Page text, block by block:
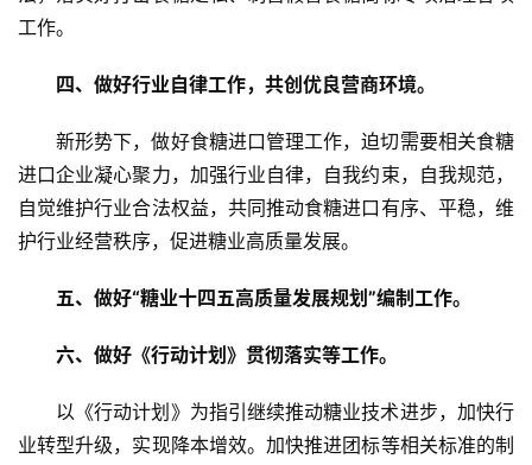
公
众
号
工作。
四、做好行业自律工作，共创优良营商环境。
新形势下，做好食糖进口管理工作，迫切需要相关食糖
进口企业凝心聚力，加强行业自律，自我约束，自我规范，
自觉维护行业合法权益，共同推动食糖进口有序、平稳，维
护行业经营秩序，促进糖业高质量发展。
五、做好“糖业十四五高质量发展规划”编制工作。
六、做好《行动计划》贯彻落实等工作。
以《行动计划》为指引继续推动糖业技术进步，加快行
业转型升级，实现降本增效。加快推进团标等相关标准的制